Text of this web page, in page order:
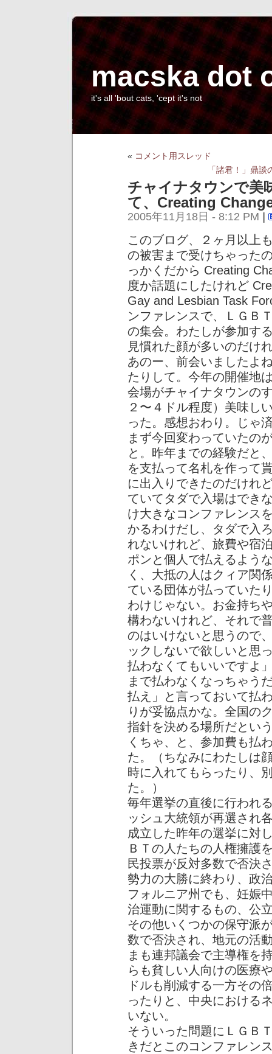
macska dot
it's all 'bout cats, 'cept it's not
« コメント用スレッド
「諸君！」鼎
チャイナタウンで美
て、Creating
2005年11月18日 - 8:12 PM
このブログ、２ヶ月以上
の被害まで受けちゃった
っかくだから Creating
度か話題にしたけれど
Gay and Lesbian Task
ンファレンスで、ＬＧＢ
の集会。わたしが参加す
見慣れた顔が多いのだけ
あのー、前会いましたよ
たりして。今年の開催地
会場がチャイナタウンの
２〜４ドル程度）美味し
った。感想おわり。じゃ
まず今回変わっていたの
と。昨年までの経験だと
を支払って名札を作って
に出入りできたのだけれ
ていてタダで入場はでき
け大きなコンファレンス
かるわけだし、タダで入
れないけれど、旅費や宿
ポンと個人で払えるよう
く、大抵の人はクィア関
ている団体が払っていた
わけじゃない。お金持ち
構わないけれど、それで
のはいけないと思うので
ックしないで欲しいと思
払わなくてもいいですよ
まで払わなくなっちゃう
払え」と言っておいて払
りが妥協点かな。全国の
指針を決める場所だとい
くちゃ、と、参加費も払
た。（ちなみにわたしは
時に入れてもらったり、
た。）
毎年選挙の直後に行われ
ッシュ大統領が再選され
成立した昨年の選挙に対
ＢＴの人たちの人権擁護
民投票が反対多数で否決
勢力の大勝に終わり、政
フォルニア州でも、妊娠
治運動に関するもの、公
その他いくつかの保守派
数で否決され、地元の活
まも連邦議会で主導権を
らも貧しい人向けの医療
ドルも削減する一方その
ったりと、中央における
いない。
そういった問題にＬＧＢ
きだとこのコンファレン